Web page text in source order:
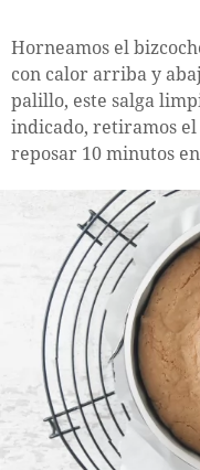
Horneamos el
con calor arriba y
palillo, este salga
indicado, retiramos
reposar 10 minutos